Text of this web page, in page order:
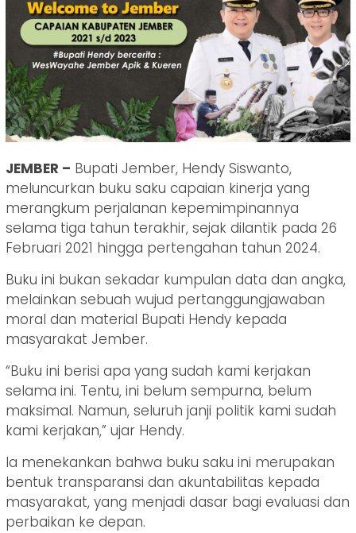
JEMBER – Bupati Jember, Hendy Siswanto,
meluncurkan buku saku capaian kinerja yang
merangkum perjalanan kepemimpinannya
selama tiga tahun terakhir, sejak dilantik pada 26
Februari 2021 hingga pertengahan tahun 2024.
Buku ini bukan sekadar kumpulan data dan angka,
melainkan sebuah wujud pertanggungjawaban
moral dan material Bupati Hendy kepada
masyarakat Jember.
“Buku ini berisi apa yang sudah kami kerjakan
selama ini. Tentu, ini belum sempurna, belum
maksimal. Namun, seluruh janji politik kami sudah
kami kerjakan,” ujar Hendy.
Ia menekankan bahwa buku saku ini merupakan
bentuk transparansi dan akuntabilitas kepada
masyarakat, yang menjadi dasar bagi evaluasi dan
perbaikan ke depan.